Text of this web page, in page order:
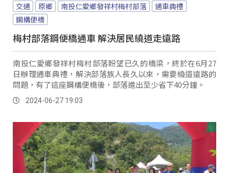
交通 原鄉 南投仁愛鄉發祥村梅村部落
通車典禮
鋼構便橋
梅村部落鋼便橋通車 解決居民繞道走遠路
南投仁愛鄉發祥村梅村部落盼望已久的橋梁，終於在6月27
日辦理通車典禮，解決部落族人長久以來，需要繞道遠路的
問題，有了這座鋼構便橋後，部落進出至少省下40分鐘。
2024-06-27 19:03